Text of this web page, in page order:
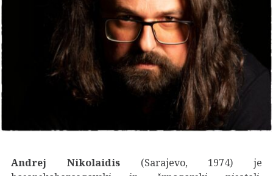
Andrej Nikolaidis(Sarajevo, 1974) je